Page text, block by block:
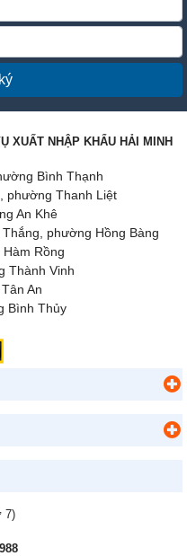
XUẤT NHẬP KHẨU HẢI MINH
Bình Thạnh
phường Thanh Liệt
An Khê
phường Hồng Bàng
Rồng
Thành Vinh
An
Bình Thủy
7)